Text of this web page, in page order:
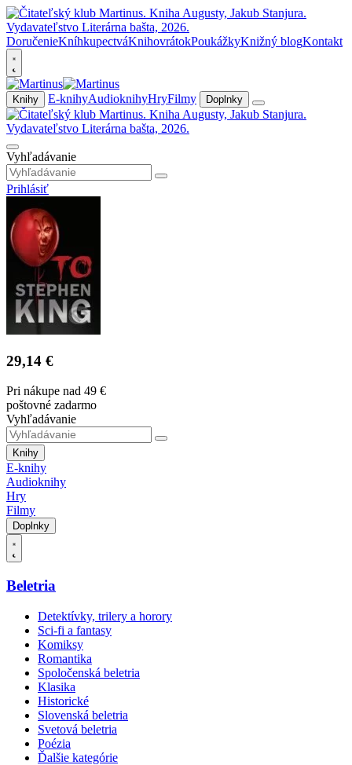
DoručenieKníhkupectváKnihovrátokPoukážkyKnižný blogKontakt
Knihy E-knihyAudioknihyHryFilmy Doplnky
Vyhľadávanie
Prihlásiť
29,14 €
Pri nákupe nad 49 €
poštovné zadarmo
Vyhľadávanie
Knihy
E-knihy
Audioknihy
Hry
Filmy
Doplnky
Beletria
Detektívky, trilery a horory
Sci-fi a fantasy
Komiksy
Romantika
Spoločenská beletria
Klasika
Historické
Slovenská beletria
Svetová beletria
Poézia
Ďalšie kategórie